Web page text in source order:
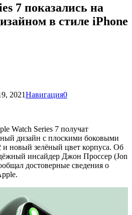
7 показались на
в стиле iPhone
2021Навигация0
Watch Series 7 получат
дизайн с плоскими боковыми
и новый зелёный цвет корпуса. Об
инсайдер Джон Проссер (Jon
достоверные сведения о